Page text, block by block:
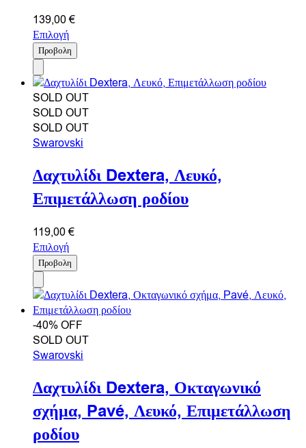
139,00€
Επιλογή
Προβολη
SOLD OUT
SOLD OUT
SOLD OUT
Swarovski
Δαχτυλίδι Dextera, Λευκό,
Επιμετάλλωση ροδίου
119,00€
Επιλογή
Προβολη
-40% OFF
SOLD OUT
Swarovski
Δαχτυλίδι Dextera, Οκταγωνικό
σχήμα, Pavé, Λευκό, Επιμετάλλωση
ροδίου